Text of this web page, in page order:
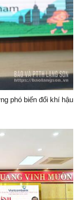
phó biến đổi khí hậu